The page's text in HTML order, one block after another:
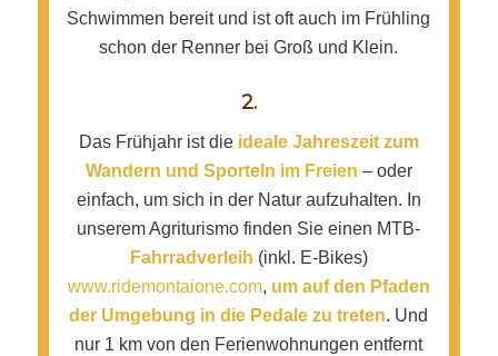
Schwimmen bereit und ist oft auch im Frühling
schon der Renner bei Groß und Klein.
2.
Das Frühjahr ist die ideale Jahreszeit zum
Wandern und Sporteln im Freien – oder
einfach, um sich in der Natur aufzuhalten. In
unserem Agriturismo finden Sie einen MTB-
Fahrradverleih (inkl. E-Bikes)
www.ridemontaione.com, um auf den Pfaden
der Umgebung in die Pedale zu treten. Und
nur 1 km von den Ferienwohnungen entfernt